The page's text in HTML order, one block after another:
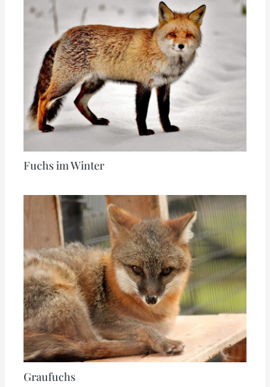
Fuchs im Winter
Graufuchs